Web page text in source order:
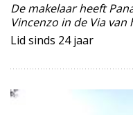
De makelaar heeft
Vincenzo in de Via
Lid sinds 24 jaar